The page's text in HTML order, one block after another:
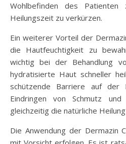
Wohlbefinden des
Heilungszeit zu verkürzen.
Ein weiterer Vorteil der
die Hautfeuchtigkeit zu
wichtig bei der Behandlung
hydratisierte Haut schneller
schützende Barriere auf der
Eindringen von Schmutz
gleichzeitig die natürliche
Die Anwendung der Dermazin